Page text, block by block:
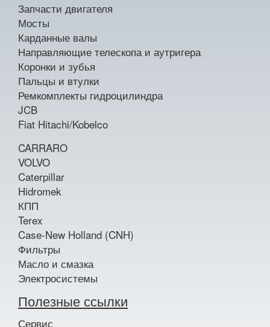
Запчасти двигателя
Мосты
Карданные валы
Направляющие телескопа и аутригера
Коронки и зубья
Пальцы и втулки
Ремкомплекты гидроцилиндра
JCB
Fiat Hitachi/Kobelco
CARRARO
VOLVO
Caterpillar
Hidromek
КПП
Terex
Case-New Holland (CNH)
Фильтры
Масло и смазка
Электросистемы
Полезные ссылки
Сервис